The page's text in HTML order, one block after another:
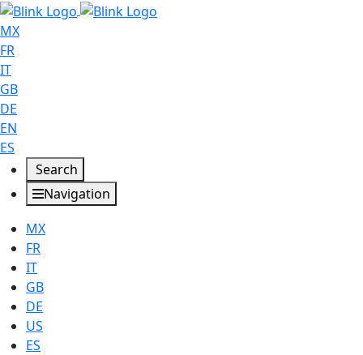
MX
FR
IT
GB
DE
EN
ES
Search
Navigation
MX
FR
IT
GB
DE
US
ES